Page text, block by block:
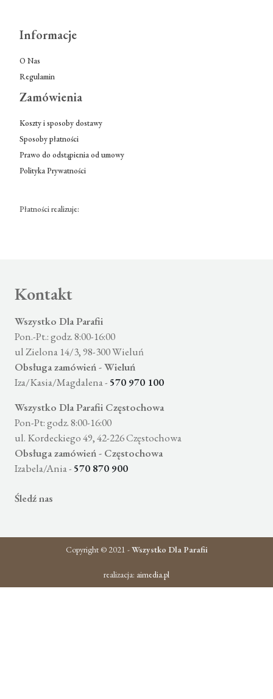
Informacje
O Nas
Regulamin
Zamówienia
Koszty i sposoby dostawy
Sposoby płatności
Prawo do odstąpienia od umowy
Polityka Prywatności
Płatności realizuje:
Kontakt
Wszystko Dla Parafii
Pon.-Pt.: godz. 8:00-16:00
ul Zielona 14/3, 98-300 Wieluń
Obsługa zamówień - Wieluń
Iza/Kasia/Magdalena - 570 970 100
Wszystko Dla Parafii Częstochowa
Pon-Pt: godz. 8:00-16:00
ul. Kordeckiego 49, 42-226 Częstochowa
Obsługa zamówień - Częstochowa
Izabela/Ania - 570 870 900
Śledź nas
Copyright © 2021 -Wszystko Dla Parafii
realizacja: aimedia.pl